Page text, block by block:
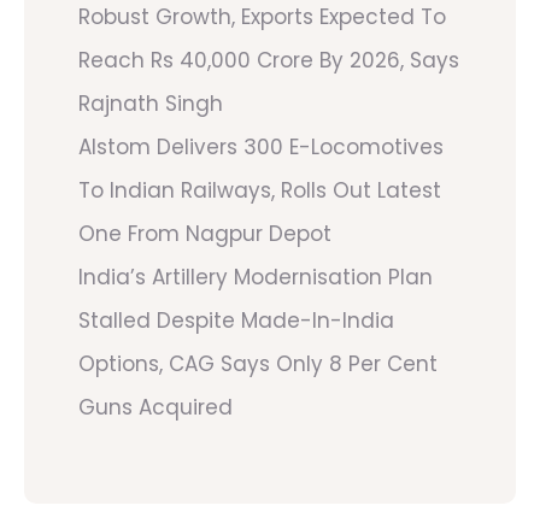
Robust Growth, Exports Expected To
Reach Rs 40,000 Crore By 2026, Says
Rajnath Singh
Alstom Delivers 300 E-Locomotives
To Indian Railways, Rolls Out Latest
One From Nagpur Depot
India’s Artillery Modernisation Plan
Stalled Despite Made-In-India
Options, CAG Says Only 8 Per Cent
Guns Acquired